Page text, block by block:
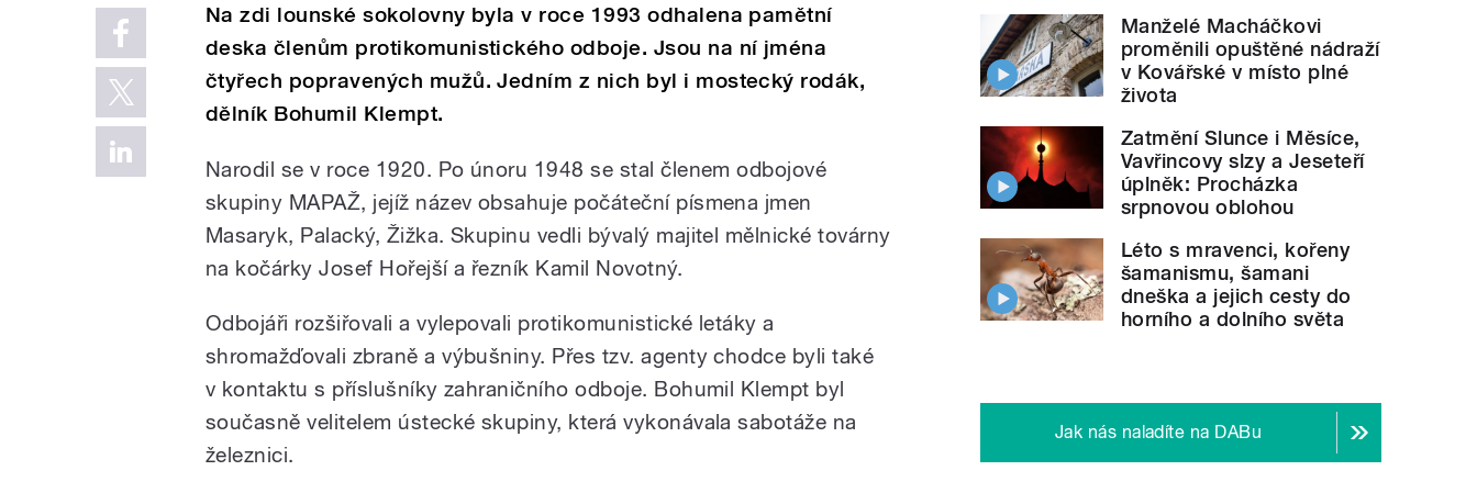
Na zdi lounské sokolovny byla v roce 1993 odhalena pamětní
deska členům protikomunistického odboje. Jsou na ní jména
čtyřech popravených mužů. Jedním z nich byl i mostecký rodák,
dělník Bohumil Klempt.
Narodil se v roce 1920. Po únoru 1948 se stal členem odbojové
skupiny MAPAŽ, jejíž název obsahuje počáteční písmena jmen
Masaryk, Palacký, Žižka. Skupinu vedli bývalý majitel mělnické továrny
na kočárky Josef Hořejší a řezník Kamil Novotný.
Odbojáři rozšiřovali a vylepovali protikomunistické letáky a
shromažďovali zbraně a výbušniny. Přes tzv. agenty chodce byli také
v kontaktu s příslušníky zahraničního odboje. Bohumil Klempt byl
současně velitelem ústecké skupiny, která vykonávala sabotáže na
železnici.
Manželé Macháčkovi
proměnili opuštěné nádraží
v Kovářské v místo plné
života
Zatmění Slunce i Měsíce,
Vavřincovy slzy a Jeseteří
úplněk: Procházka
srpnovou oblohou
Léto s mravenci, kořeny
šamanismu, šamani
dneška a jejich cesty do
horního a dolního světa
Jak nás naladíte na DABu